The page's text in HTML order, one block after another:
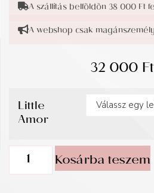
A szállítás belföldön 38 000 Ft
A webshop csak
32 000Ft
Little
Amor
Kosárba teszem